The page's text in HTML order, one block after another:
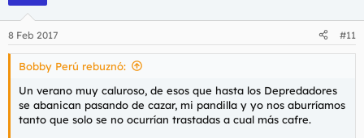
8 Feb 2017 #11
Bobby Perú rebuznó:
Un verano muy caluroso, de esos que hasta los Depredadores
se abanican pasando de cazar, mi pandilla y yo nos aburríamos
tanto que solo se no ocurrían trastadas a cual más cafre.